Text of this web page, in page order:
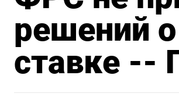
решений
ставке --